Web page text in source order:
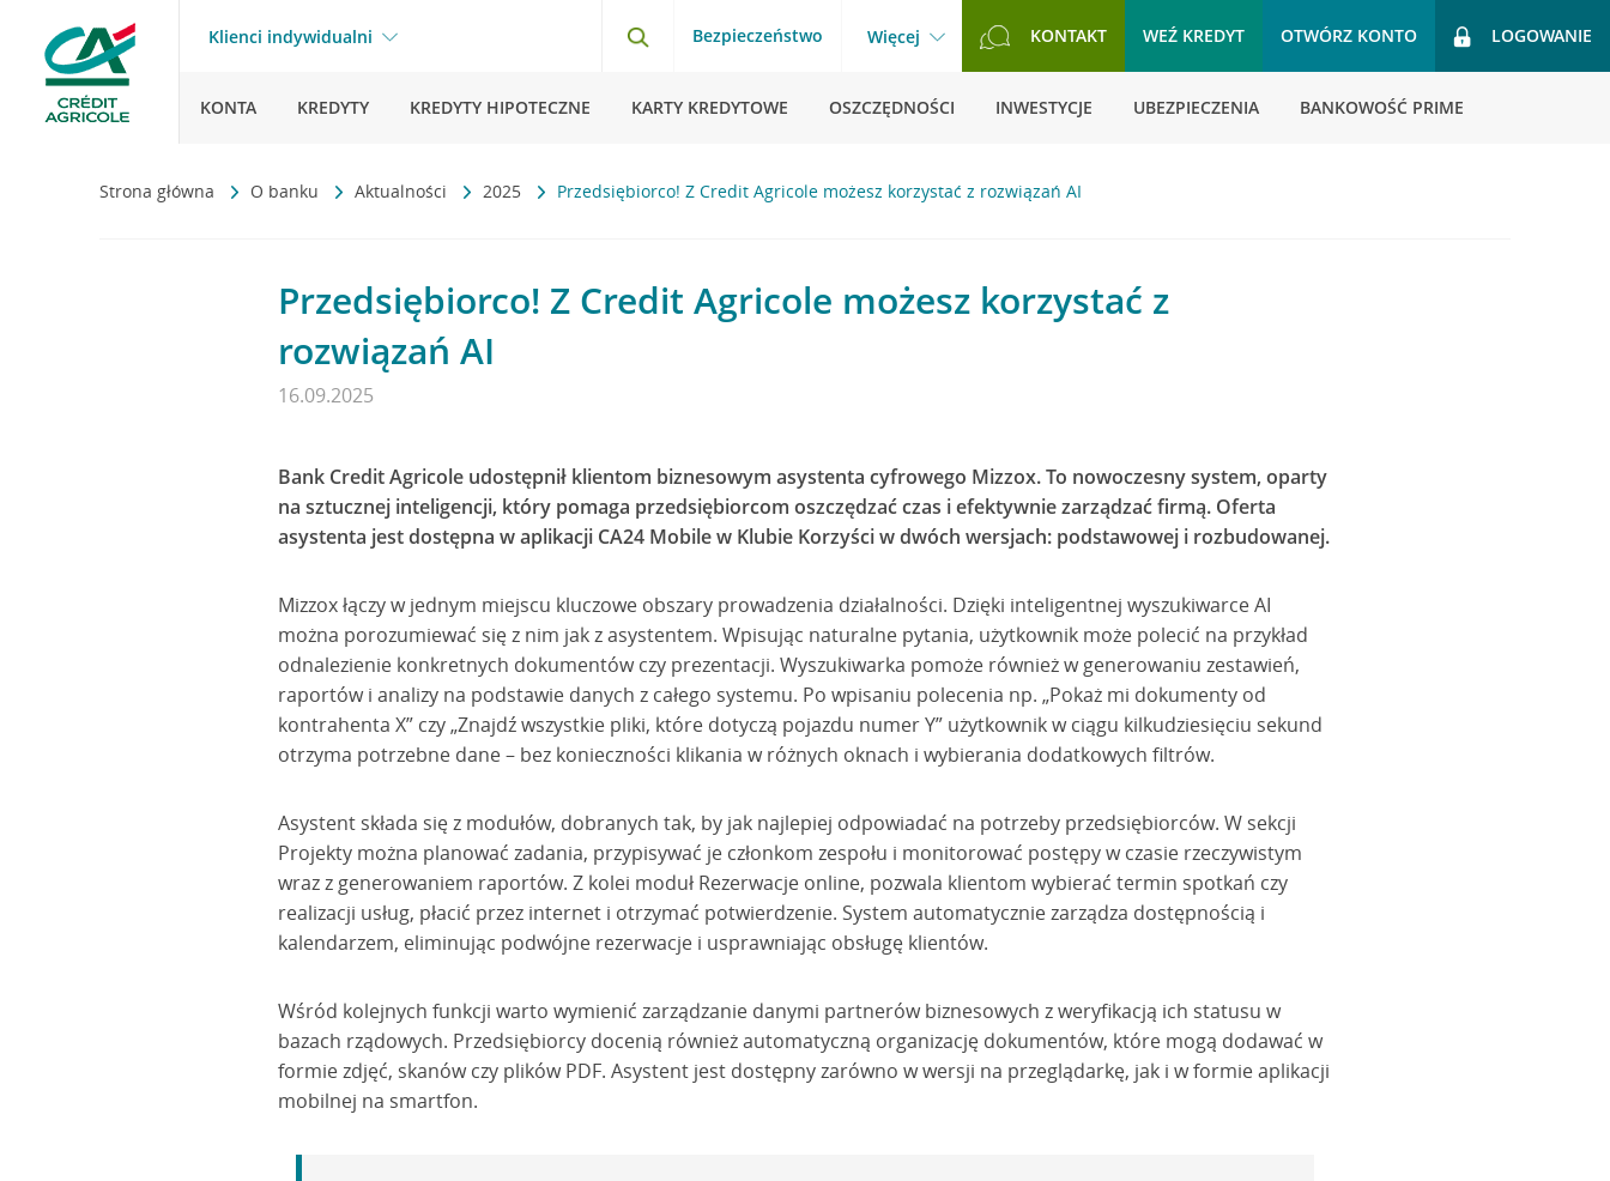
Klienci indywidualni Bezpieczeństwo Więcej KONTAKT WEŹ KREDYT OTWÓRZ KONTO LOGOWANIE
KONTA KREDYTY KREDYTY HIPOTECZNE KARTY KREDYTOWE OSZCZĘDNOŚCI INWESTYCJE UBEZPIECZENIA BANKOWOŚĆ PRIME
Strona główna O banku Aktualności 2025 Przedsiębiorco! Z Credit Agricole możesz korzystać z rozwiązań AI
Przedsiębiorco! Z Credit Agricole możesz korzystać z
rozwiązań AI
16.09.2025
Bank Credit Agricole udostępnił klientom biznesowym asystenta cyfrowego Mizzox. To nowoczesny system, oparty
na sztucznej inteligencji, który pomaga przedsiębiorcom oszczędzać czas i efektywnie zarządzać firmą. Oferta
asystenta jest dostępna w aplikacji CA24 Mobile w Klubie Korzyści w dwóch wersjach: podstawowej i rozbudowanej.
Mizzox łączy w jednym miejscu kluczowe obszary prowadzenia działalności. Dzięki inteligentnej wyszukiwarce AI
można porozumiewać się z nim jak z asystentem. Wpisując naturalne pytania, użytkownik może polecić na przykład
odnalezienie konkretnych dokumentów czy prezentacji. Wyszukiwarka pomoże również w generowaniu zestawień,
raportów i analizy na podstawie danych z całego systemu. Po wpisaniu polecenia np. „Pokaż mi dokumenty od
kontrahenta X” czy „Znajdź wszystkie pliki, które dotyczą pojazdu numer Y” użytkownik w ciągu kilkudziesięciu sekund
otrzyma potrzebne dane – bez konieczności klikania w różnych oknach i wybierania dodatkowych filtrów.
Asystent składa się z modułów, dobranych tak, by jak najlepiej odpowiadać na potrzeby przedsiębiorców. W sekcji
Projekty można planować zadania, przypisywać je członkom zespołu i monitorować postępy w czasie rzeczywistym
wraz z generowaniem raportów. Z kolei moduł Rezerwacje online, pozwala klientom wybierać termin spotkań czy
realizacji usług, płacić przez internet i otrzymać potwierdzenie. System automatycznie zarządza dostępnością i
kalendarzem, eliminując podwójne rezerwacje i usprawniając obsługę klientów.
Wśród kolejnych funkcji warto wymienić zarządzanie danymi partnerów biznesowych z weryfikacją ich statusu w
bazach rządowych. Przedsiębiorcy docenią również automatyczną organizację dokumentów, które mogą dodawać w
formie zdjęć, skanów czy plików PDF. Asystent jest dostępny zarówno w wersji na przeglądarkę, jak i w formie aplikacji
mobilnej na smartfon.